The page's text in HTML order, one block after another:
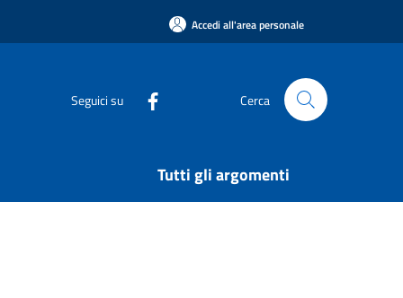
Accedi all'area personale
Seguici su Cerca
Tutti gli argomenti